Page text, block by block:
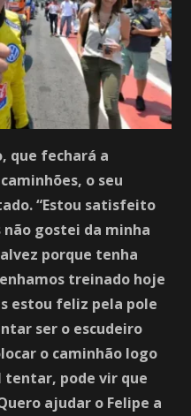
que fechará a
o seu
“Estou satisfeito
gostei da minha
porque tenha
treinado hoje
estou feliz pela pole
ser o escudeiro
o caminhão logo
tentar, pode vir que
ajudar o Felipe a